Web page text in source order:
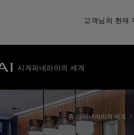
고객님의 현재
시계파네라이의 세계
홈 파네라이의 세계